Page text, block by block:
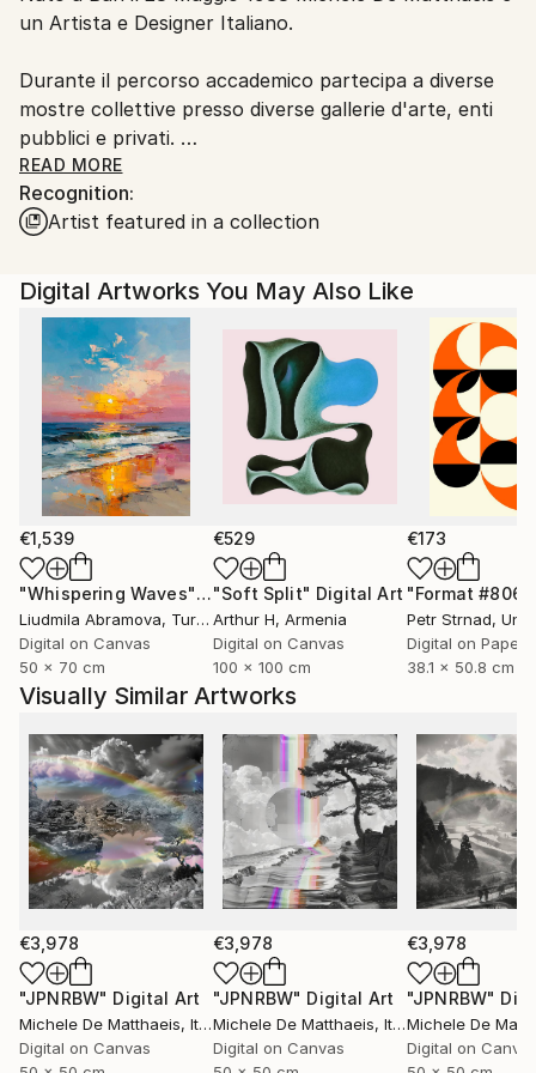
Customs:
country's regulations for exporting valuable
artworks.
un Artista e Designer Italiano.
Durante il percorso accademico partecipa a diverse
mostre collettive presso diverse gallerie d'arte, enti
pubblici e privati.
Dal 2009 inizia le sue ricerche sul mondo
microscopico, tema di grande ispirazione ancora
Nel 2010 si trasferisce a Milano dove studia Product
Design presso lo IED.
Durante gli studi si concentra sulla ricerca di varie
forme di espressione e tecniche artistiche innovative.
Finiti gli studi nel 2013 inizia a collaborare in diversi
studi di architettura e aziende di design portando
avanti la produzione di opere d'arte tra scultura,
stampe d'arte e dipinti.
​
Installazioni, interventi ambientali, performance,
sculture, fotografie e qualsiasi altro tipo di
espressione può cambiare il modo di vedere le cose;
Si può mescolare il modo tradizionale, "normale" di
vedere il mondo, con una rappresentazione più
astratta, asettica e precisa.
Forme che galleggiano nello spazio evocano
sensazioni fuori dal tempo, ma chiare e ben definite in
un dato luogo.
Forme di un altro tipo, di un altro mondo, che mirano
ad ampliare la percezione tipica e quotidiana, ad
aprire nuovi confini; i confini della libera
READ MORE
Recognition:
Artist featured in a collection
Digital Artworks You May Also Like
€1,539
"Whispering Waves"Digital Art
Liudmila Abramova, Turkey
Digital on Canvas
50 x 70 cm
€529
"Soft Split" Digital Art
Arthur H, Armenia
Digital on Canvas
100 x 100 cm
€173
"Format #806"
Petr Strnad,
Digital on Paper
38.1 x 50.8 cm
Visually Similar Artworks
€3,978
"JPNRBW" Digital Art
Michele De Matthaeis, Italy
Digital on Canvas
€3,978
"JPNRBW" Digital Art
Michele De Matthaeis, Italy
Digital on Canvas
€3,978
"JPNRBW"
Michele De
Digital on